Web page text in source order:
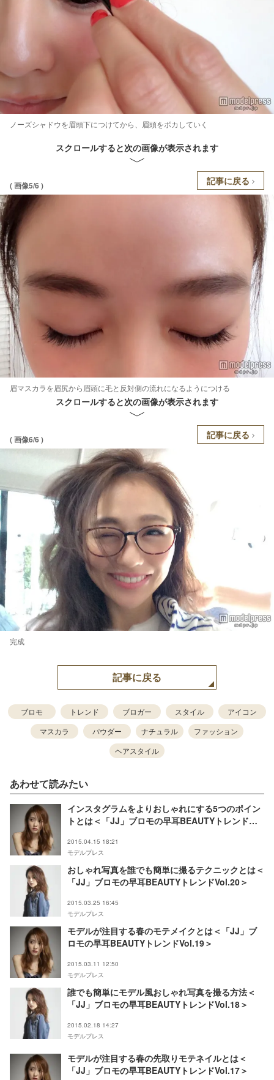
ノーズシャドウを眉頭下につけてから、眉頭をボカしていく
スクロールすると次の画像が表示されます
( 画像5/6 ) 記事に戻る
眉マスカラを眉尻から眉頭に毛と反対側の流れになるようにつける
スクロールすると次の画像が表示されます
( 画像6/6 ) 記事に戻る
完成
記事に戻る
ブロモ トレンド ブロガー スタイル
アイコン
マスカラ
パウダー ナチュラル
ファッション
ヘアスタイル
あわせて読みたい
インスタグラムをよりおしゃれにする5つのポイン
トとは＜「JJ」ブロモの早耳BEAUTYトレンド
2015.04.15 18:21
モデルプレス
おしゃれ写真を誰でも簡単に撮るテクニックとは＜
「JJ」ブロモの早耳BEAUTYトレンドVol.20＞
2015.03.25 16:45
モデルプレス
モデルが注目する春のモテメイクとは＜「JJ」ブ
ロモの早耳BEAUTYトレンドVol.19＞
2015.03.11 12:50
モデルプレス
誰でも簡単にモデル風おしゃれ写真を撮る方法＜
「JJ」ブロモの早耳BEAUTYトレンドVol.18＞
2015.02.18 14:27
モデルプレス
モデルが注目する春の先取りモテネイルとは＜
「JJ」ブロモの早耳BEAUTYトレンドVol.17＞